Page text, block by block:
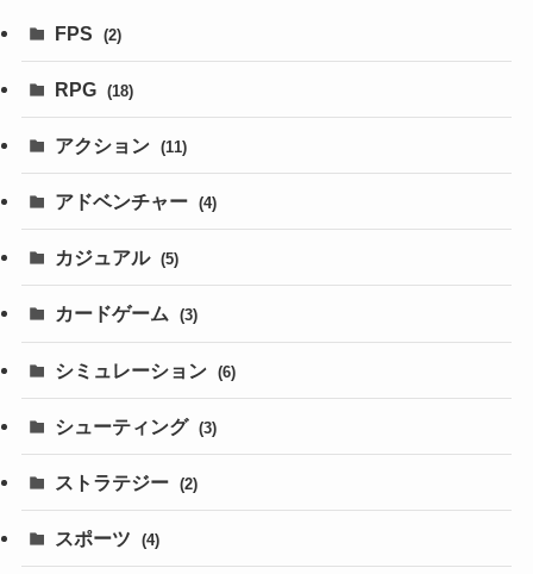
FPS (2)
RPG (18)
アクション (11)
アドベンチャー (4)
カジュアル (5)
カードゲーム (3)
シミュレーション (6)
シューティング (3)
ストラテジー (2)
スポーツ (4)